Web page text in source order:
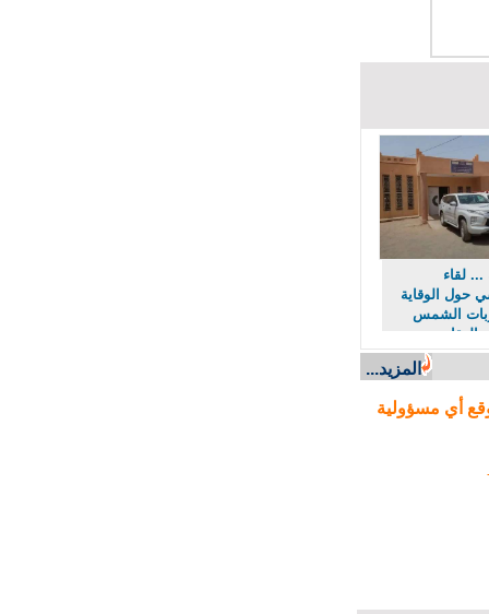
لقاء
الوقاية
الشمس
المزيد...
أي مسؤولية